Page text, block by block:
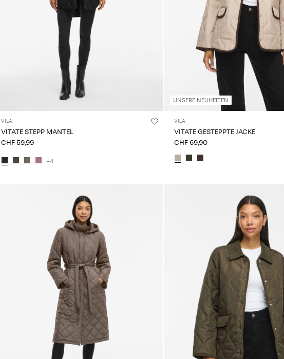
VILA
VITATE STEPP MANTEL
CHF 59,99
+4
UNSERE NEUHEITEN
VILA
VITATE GESTEPPTE JACKE
CHF 69,90